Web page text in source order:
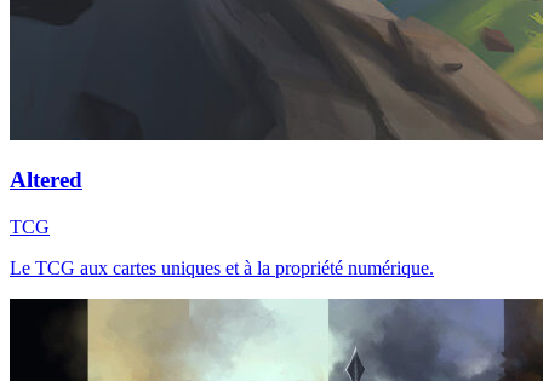
Altered
TCG
Le TCG aux cartes uniques et à la propriété numérique.